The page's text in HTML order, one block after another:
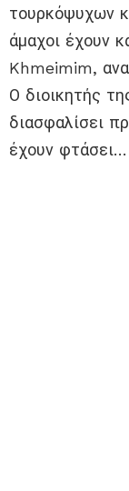
τουρκόψυχων
άμαχοι έχουν
Khmeimim,
Ο διοικητής
διασφαλίσει
έχουν φτάσει…